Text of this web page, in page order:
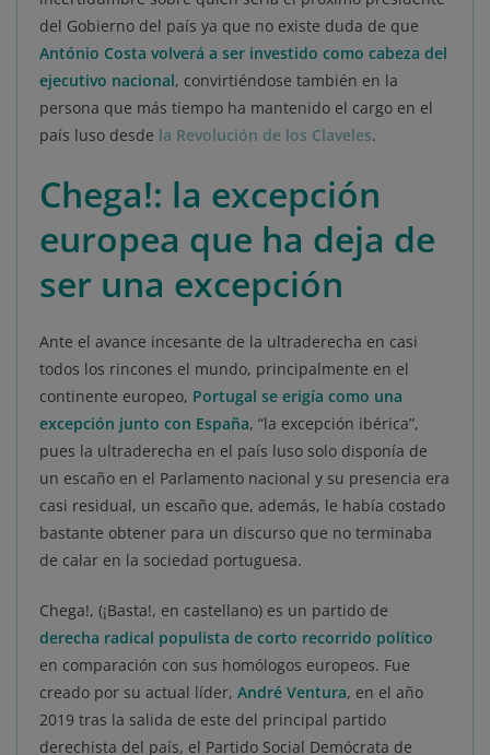
del Gobierno del país ya que no existe duda de que
António Costa volverá a ser investido como cabeza del
ejecutivo nacional, convirtiéndose también en la
persona que más tiempo ha mantenido el cargo en el
país luso desde la Revolución de los Claveles.
Chega!: la excepción
europea que ha deja de
ser una excepción
Ante el avance incesante de la ultraderecha en casi
todos los rincones el mundo, principalmente en el
continente europeo, Portugal se erigía como una
excepción junto con España, “la excepción ibérica”,
pues la ultraderecha en el país luso solo disponía de
un escaño en el Parlamento nacional y su presencia era
casi residual, un escaño que, además, le había costado
bastante obtener para un discurso que no terminaba
de calar en la sociedad portuguesa.
Chega!, (¡Basta!, en castellano) es un partido de
derecha radical populista de corto recorrido político
en comparación con sus homólogos europeos. Fue
creado por su actual líder, André Ventura, en el año
2019 tras la salida de este del principal partido
derechista del país, el Partido Social Demócrata de